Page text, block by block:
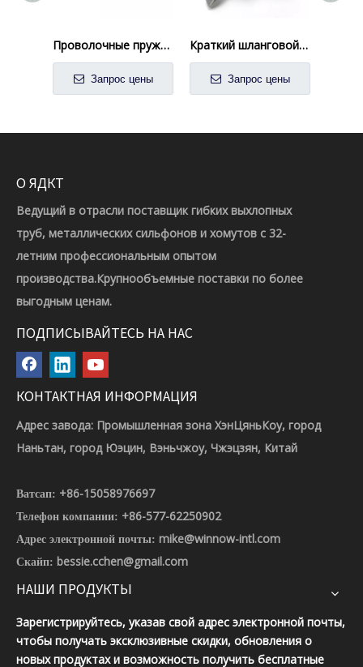
Проволочные пружинные хомуты для соединений шлангов низкого давления
Запрос цены
Краткий шланговой шланг из нержавеющей стали из нержавеющей стали
Запрос цены
О ЯДКТ
Ведущий в отрасли поставщик гибких выхлопных
труб, металлических сильфонов и хомутов с 32-
летним профессиональным опытом
производства.Крупнообъемные поставки по более
выгодным ценам.
ПОДПИСЫВАЙТЕСЬ НА НАС
КОНТАКТНАЯ ИНФОРМАЦИЯ
Адрес завода: Промышленная зона ХэнЦяньКоу, город
Наньтан, город Юэцин, Вэньчжоу, Чжэцзян, Китай
Ватсап: +86-15058976697
Телефон компании: +86-577-62250902
Адрес электронной почты: mike@winnow-intl.com
Скайп: bessie.cchen@gmail.com
НАШИ ПРОДУКТЫ
Зарегистрируйтесь, указав свой адрес электронной почты,
чтобы получать эксклюзивные скидки, обновления о
новых продуктах и ​​возможность получить бесплатные